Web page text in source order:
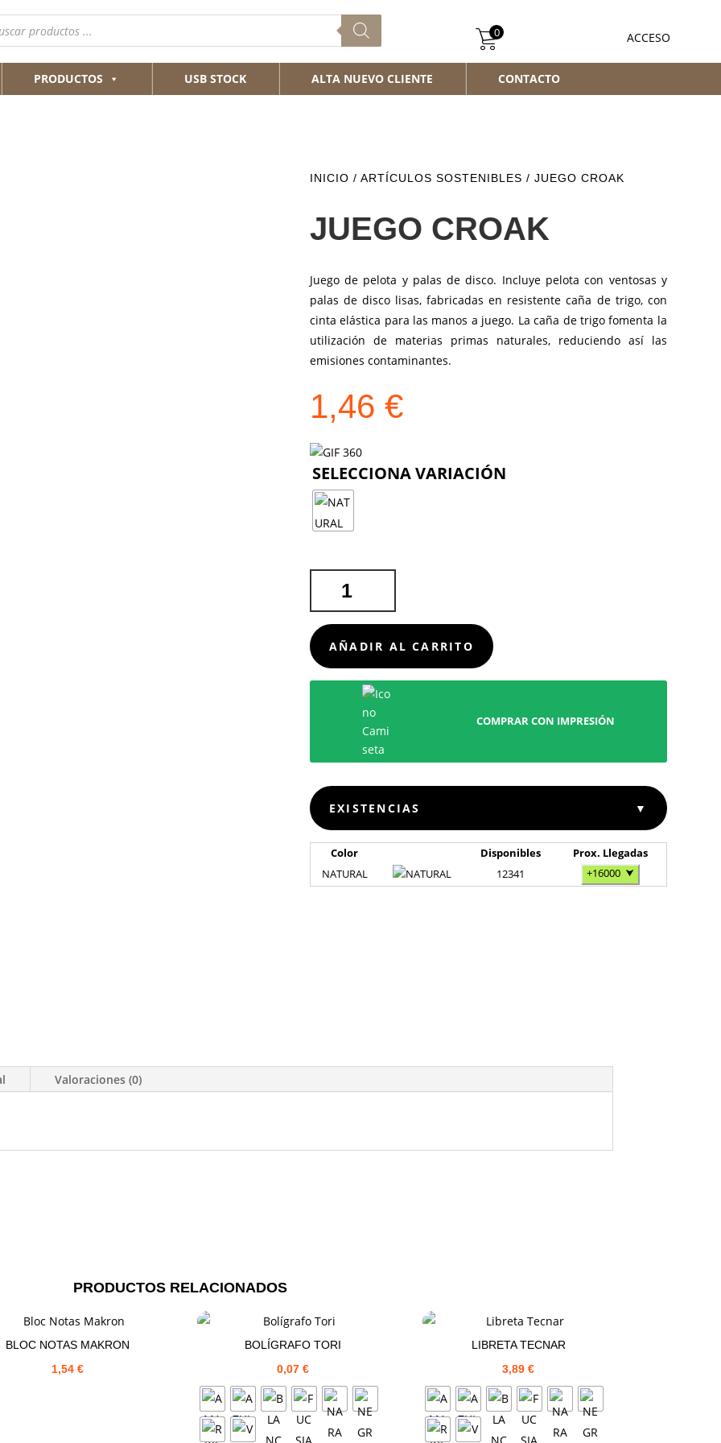
ACCESO
0
PRODUCTOS USB STOCK ALTA NUEVO CLIENTE CONTACTO
INICIO / ARTÍCULOS SOSTENIBLES / JUEGO CROAK
JUEGO CROAK
Juego de pelota y palas de disco. Incluye pelota con ventosas y
palas de disco lisas, fabricadas en resistente caña de trigo, con
cinta elástica para las manos a juego. La caña de trigo fomenta la
utilización de materias primas naturales, reduciendo así las
emisiones contaminantes.
1,46 €
CROAK
CANTIDAD
AÑADIR AL CARRITO
COMPRAR CON IMPRESIÓN
EXISTENCIAS ▼
Color Disponibles
Prox. Llegadas
NATURAL
12341 +16000 ⮟
Valoraciones (0)
PRODUCTOS RELACIONADOS
BLOC NOTAS MAKRON
1,54 €
BOLÍGRAFO TORI
0,07€
LIBRETA TECNAR
3,89€